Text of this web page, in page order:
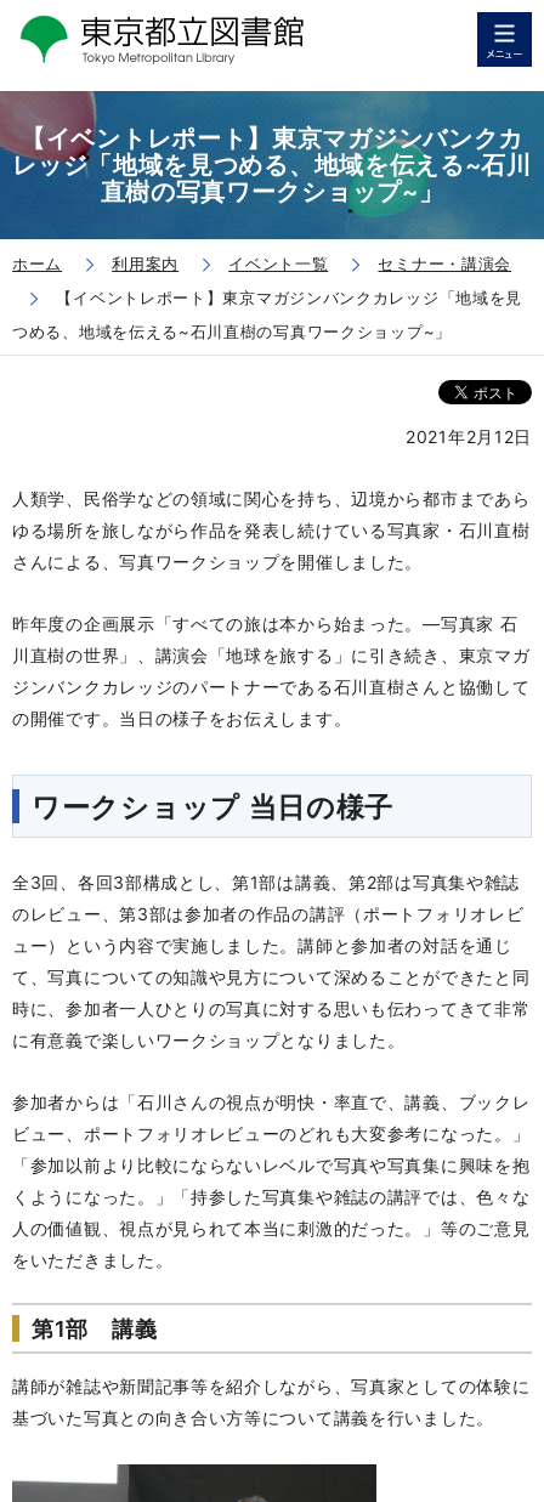
【イベントレポート】東京マガジンバンクカ
レッジ「地域を見つめる、地域を伝える~石川
直樹の写真ワークショップ~」
ホーム 利用案内 イベント一覧
セミナー・講演会
【イベントレポート】東京マガジンバンクカレッジ「地域を見
つめる、地域を伝える~石川直樹の写真ワークショップ~」
2021年2月12日
人類学、民俗学などの領域に関心を持ち、辺境から都市まであら
ゆる場所を旅しながら作品を発表し続けている写真家・石川直樹
さんによる、写真ワークショップを開催しました。
昨年度の企画展示「すべての旅は本から始まった。―写真家 石
川直樹の世界」、講演会「地球を旅する」に引き続き、東京マガ
ジンバンクカレッジのパートナーである石川直樹さんと協働して
の開催です。当日の様子をお伝えします。
ワークショップ 当日の様子
全3回、各回3部構成とし、第1部は講義、第2部は写真集や雑誌
のレビュー、第3部は参加者の作品の講評（ポートフォリオレビ
ュー）という内容で実施しました。講師と参加者の対話を通じ
て、写真についての知識や見方について深めることができたと同
時に、参加者一人ひとりの写真に対する思いも伝わってきて非常
に有意義で楽しいワークショップとなりました。
参加者からは「石川さんの視点が明快・率直で、講義、ブックレ
ビュー、ポートフォリオレビューのどれも大変参考になった。」
「参加以前より比較にならないレベルで写真や写真集に興味を抱
くようになった。」「持参した写真集や雑誌の講評では、色々な
人の価値観、視点が見られて本当に刺激的だった。」等のご意見
をいただきました。
第1部 講義
講師が雑誌や新聞記事等を紹介しながら、写真家としての体験に
基づいた写真との向き合い方等について講義を行いました。